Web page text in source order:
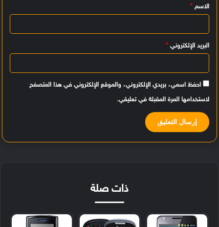
ق
الاسم *
البريد الإلكتروني *
احفظ اسمي، بريدي الإلكتروني، والموقع الإلكتروني في هذا المتصفح
لاستخدامها المرة المقبلة في تعليقي.
ذات صلة